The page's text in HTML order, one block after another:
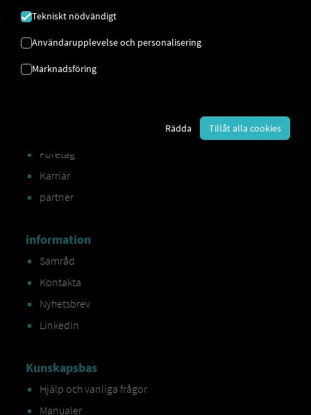
Företag
Karriär
partner
information
Samråd
Kontakta
Nyhetsbrev
LinkedIn
Kunskapsbas
Hjälp och vanliga frågor
Manualer
Tekniskt nödvändigt
Användarupplevelse och personalisering
Marknadsföring
Rädda Tillåt alla cookies